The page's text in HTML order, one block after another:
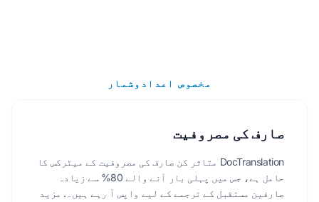
مخصوص اعدادوشمار
صارف کی مصروفیت
DocTranslation متاثر کن صارف کی مصروفیت کے میٹرکس کا
حامل ہے، جس میں پہلی بار آنے والے 80% سے زیادہ
صارفین مستقبل کے ترجمے کے لیے واپس آ رہے ہیں۔. مزید